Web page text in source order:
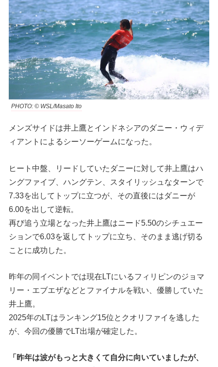
PHOTO: © WSL/Masato Ito
メンズサイドは井上鷹とインドネシアのダニー・ウィデ
ィアントによるシーソーゲームになった。
ヒート中盤、リードしていたダニーに対して井上鷹はハ
ングファイブ、ハングテン、スタイリッシュなターンで
7.33を出してトップに立つが、その直後にはダニーが
6.00を出して逆転。
再び追う立場となった井上鷹はニード5.50のシチュエー
ションで6.03を返してトップに立ち、そのまま逃げ切る
ことに成功した。
昨年の同イベントでは現在LTにいるフィリピンのジョマ
リー・エブエザなどとファイナルを戦い、優勝していた
井上鷹。
2025年のLTはランキング15位とクオリファイを逃した
が、今回の優勝でLT出場が確定した。
「昨年は波がもっと大きくて自分に向いていましたが、